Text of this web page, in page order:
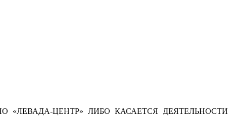
ЦЕНТР» ЛИБО КАСАЕТСЯ ДЕЯТЕЛЬНОСТИ